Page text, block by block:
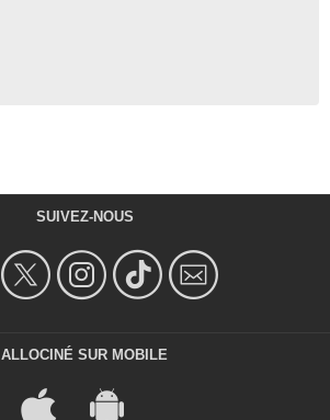
SUIVEZ-NOUS
ALLOCINÉ SUR MOBILE